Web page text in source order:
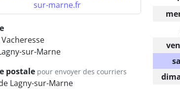
sur-marne.fr
sur-Marne
postale pour envoyer des courriers
Lagny-sur-Marne